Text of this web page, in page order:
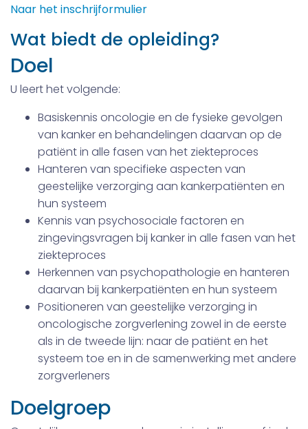
Naar het inschrijformulier
Wat biedt de opleiding?
Doel
U leert het volgende:
Basiskennis oncologie en de fysieke gevolgen
van kanker en behandelingen daarvan op de
patiënt in alle fasen van het ziekteproces
Hanteren van specifieke aspecten van
geestelijke verzorging aan kankerpatiënten en
hun systeem
Kennis van psychosociale factoren en
zingevingsvragen bij kanker in alle fasen van het
ziekteproces
Herkennen van psychopathologie en hanteren
daarvan bij kankerpatiënten en hun systeem
Positioneren van geestelijke verzorging in
oncologische zorgverlening zowel in de eerste
als in de tweede lijn: naar de patiënt en het
systeem toe en in de samenwerking met andere
zorgverleners
Doelgroep